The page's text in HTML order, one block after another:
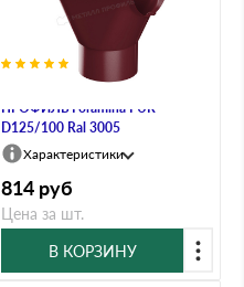
Воронка выпускная МЕТАЛЛ
ПРОФИЛЬ Foramina PUR
D125/100 Ral 3005
Характеристики
814 руб
Цена за шт.
В КОРЗИНУ